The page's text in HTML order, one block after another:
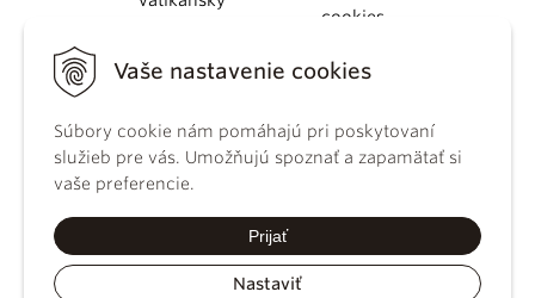
Vaše nastavenie cookies
Súbory cookie nám pomáhajú pri poskytovaní
služieb pre vás. Umožňujú spoznať a zapamätať si
vaše preferencie.
Prijať
Nastaviť
KBS
kánonického
práva
Katechizmus
cookies